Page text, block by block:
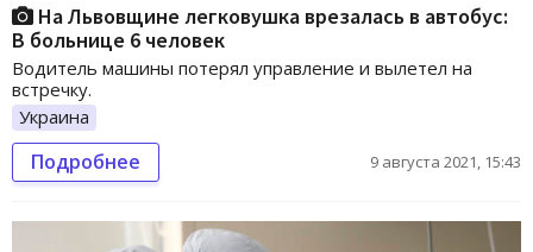
На Львовщине легковушка врезалась в автобус:
В больнице 6 человек
Водитель машины потерял управление и вылетел на
встречку.
Украина
Подробнее 9 августа 2021, 15:43